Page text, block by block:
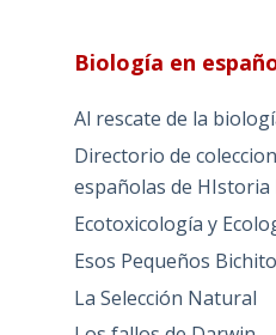
Biología en
Al rescate de la
Directorio de
españolas de
Ecotoxicología y
Esos Pequeños
La Selección Natural